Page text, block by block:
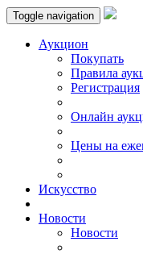
Toggle navigation
Аукцион
Пoкупать
Правила
Регистрация
Онлайн
Цены на
Искусствo
Новости
Новости